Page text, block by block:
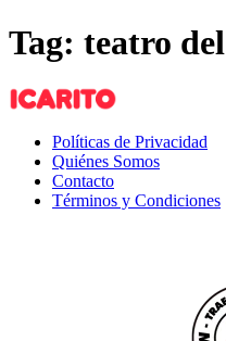
Tag: teatro
Políticas de Privacidad
Quiénes Somos
Contacto
Términos y Condiciones